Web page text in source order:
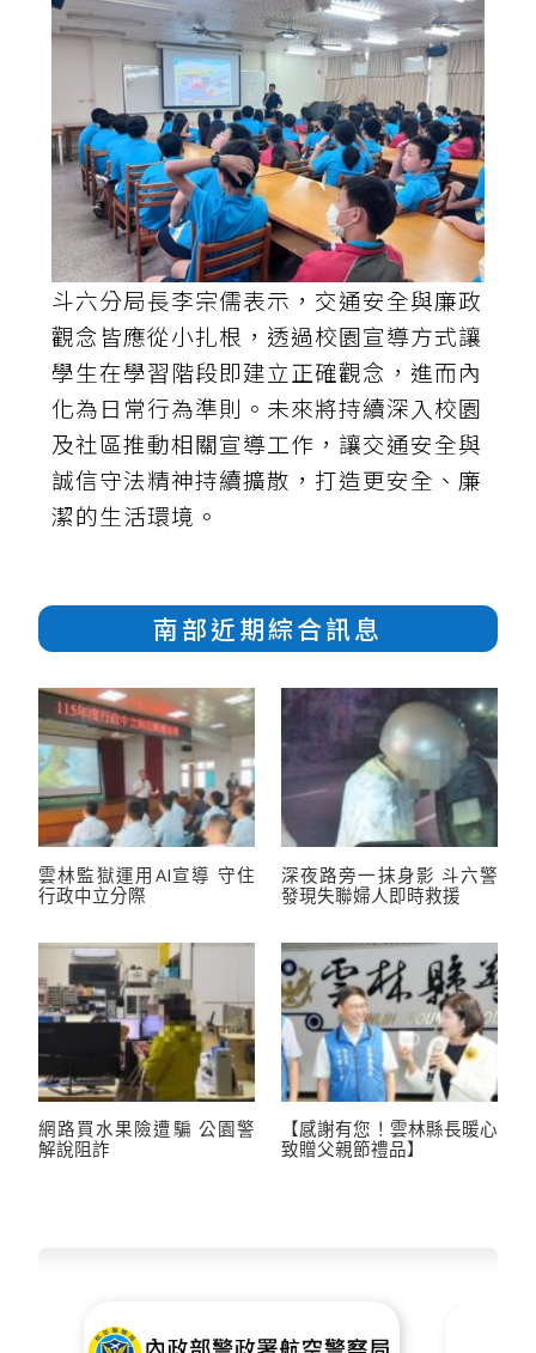
斗六分局長李宗儒表示，交通安全與廉政
觀念皆應從小扎根，透過校園宣導方式讓
學生在學習階段即建立正確觀念，進而內
化為日常行為準則。未來將持續深入校園
及社區推動相關宣導工作，讓交通安全與
誠信守法精神持續擴散，打造更安全、廉
潔的生活環境。
南部近期綜合訊息
雲林監獄運用AI宣導 守住
行政中立分際
深夜路旁一抹身影 斗六警
發現失聯婦人即時救援
網路買水果險遭騙 公園警
解說阻詐
【感謝有您！雲林縣長暖心
致贈父親節禮品】